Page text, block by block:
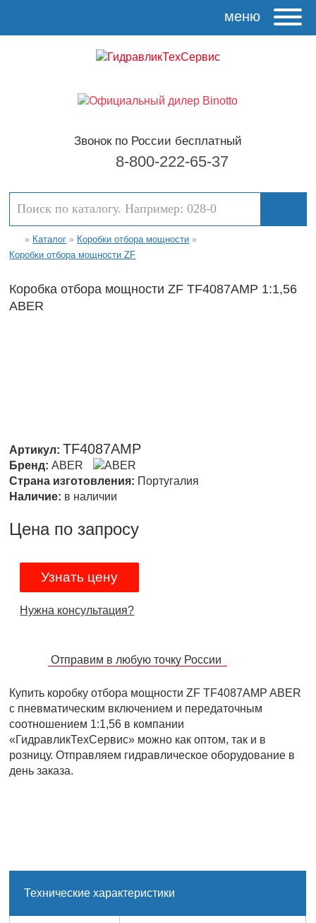
меню
Звонок по России бесплатный
8-800-222-65-37
» Каталог » Коробки отбора мощности »
Коробки отбора мощности ZF
Коробка отбора мощности ZF TF4087AMP 1:1,56
ABER
Артикул: TF4087AMP
Бренд: ABER
Страна изготовления: Португалия
Наличие: в наличии
Цена по запросу
Узнать цену
Нужна консультация?
Отправим в любую точку России
Купить коробку отбора мощности ZF TF4087AMP ABER
с пневматическим включением и передаточным
соотношением 1:1,56 в компании
«ГидравликТехСервис» можно как оптом, так и в
розницу. Отправляем гидравлическое оборудование в
день заказа.
Технические характеристики